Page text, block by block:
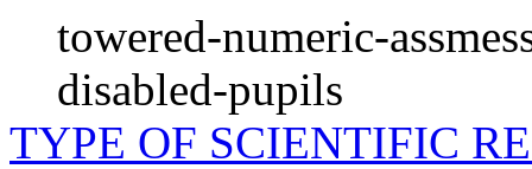
towered-numeric-
disabled-pupils
TYPE OF SCIENTIFIC